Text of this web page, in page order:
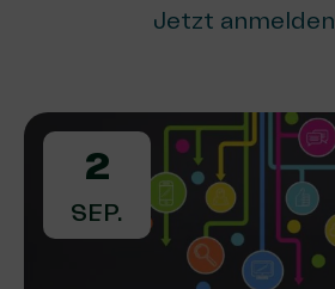
Jetzt anmelden
2
SEP.